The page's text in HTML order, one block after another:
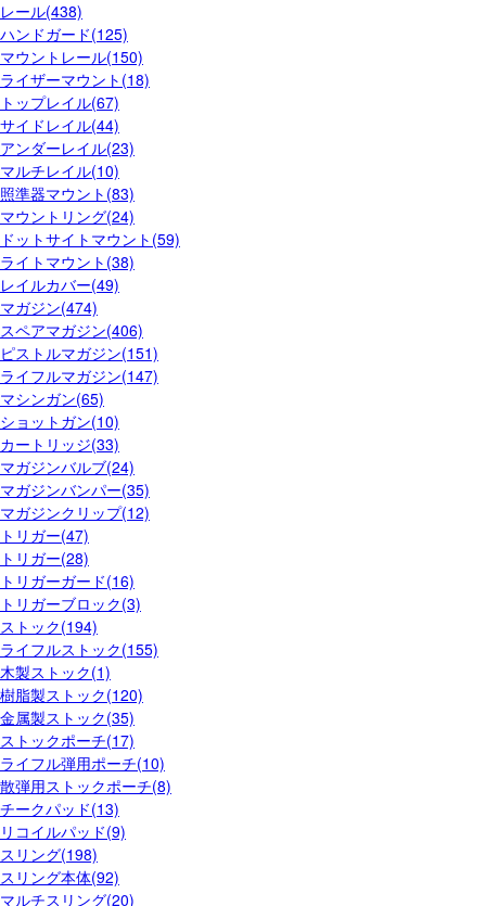
レール(438)
ハンドガード(125)
マウントレール(150)
ライザーマウント(18)
トップレイル(67)
サイドレイル(44)
アンダーレイル(23)
マルチレイル(10)
照準器マウント(83)
マウントリング(24)
ドットサイトマウント(59)
ライトマウント(38)
レイルカバー(49)
マガジン(474)
スペアマガジン(406)
ピストルマガジン(151)
ライフルマガジン(147)
マシンガン(65)
ショットガン(10)
カートリッジ(33)
マガジンバルブ(24)
マガジンバンパー(35)
マガジンクリップ(12)
トリガー(47)
トリガー(28)
トリガーガード(16)
トリガーブロック(3)
ストック(194)
ライフルストック(155)
木製ストック(1)
樹脂製ストック(120)
金属製ストック(35)
ストックポーチ(17)
ライフル弾用ポーチ(10)
散弾用ストックポーチ(8)
チークパッド(13)
リコイルパッド(9)
スリング(198)
スリング本体(92)
マルチスリング(20)